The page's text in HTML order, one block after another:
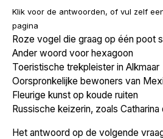
Klik voor de antwoorden, of vul zelf
pagina
Roze vogel die graag op één poot
Ander woord voor hexagoon
Toeristische trekpleister in Alkmaar
Oorspronkelijke bewoners van
Fleurige kunst op koude ruiten
Russische keizerin, zoals Catharina
Het antwoord op de volgende